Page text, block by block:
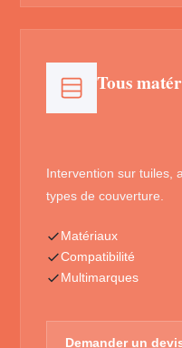
Tous
Intervention sur tuiles,
types de couverture.
Matériaux
Compatibilité
Multimarques
Demander un